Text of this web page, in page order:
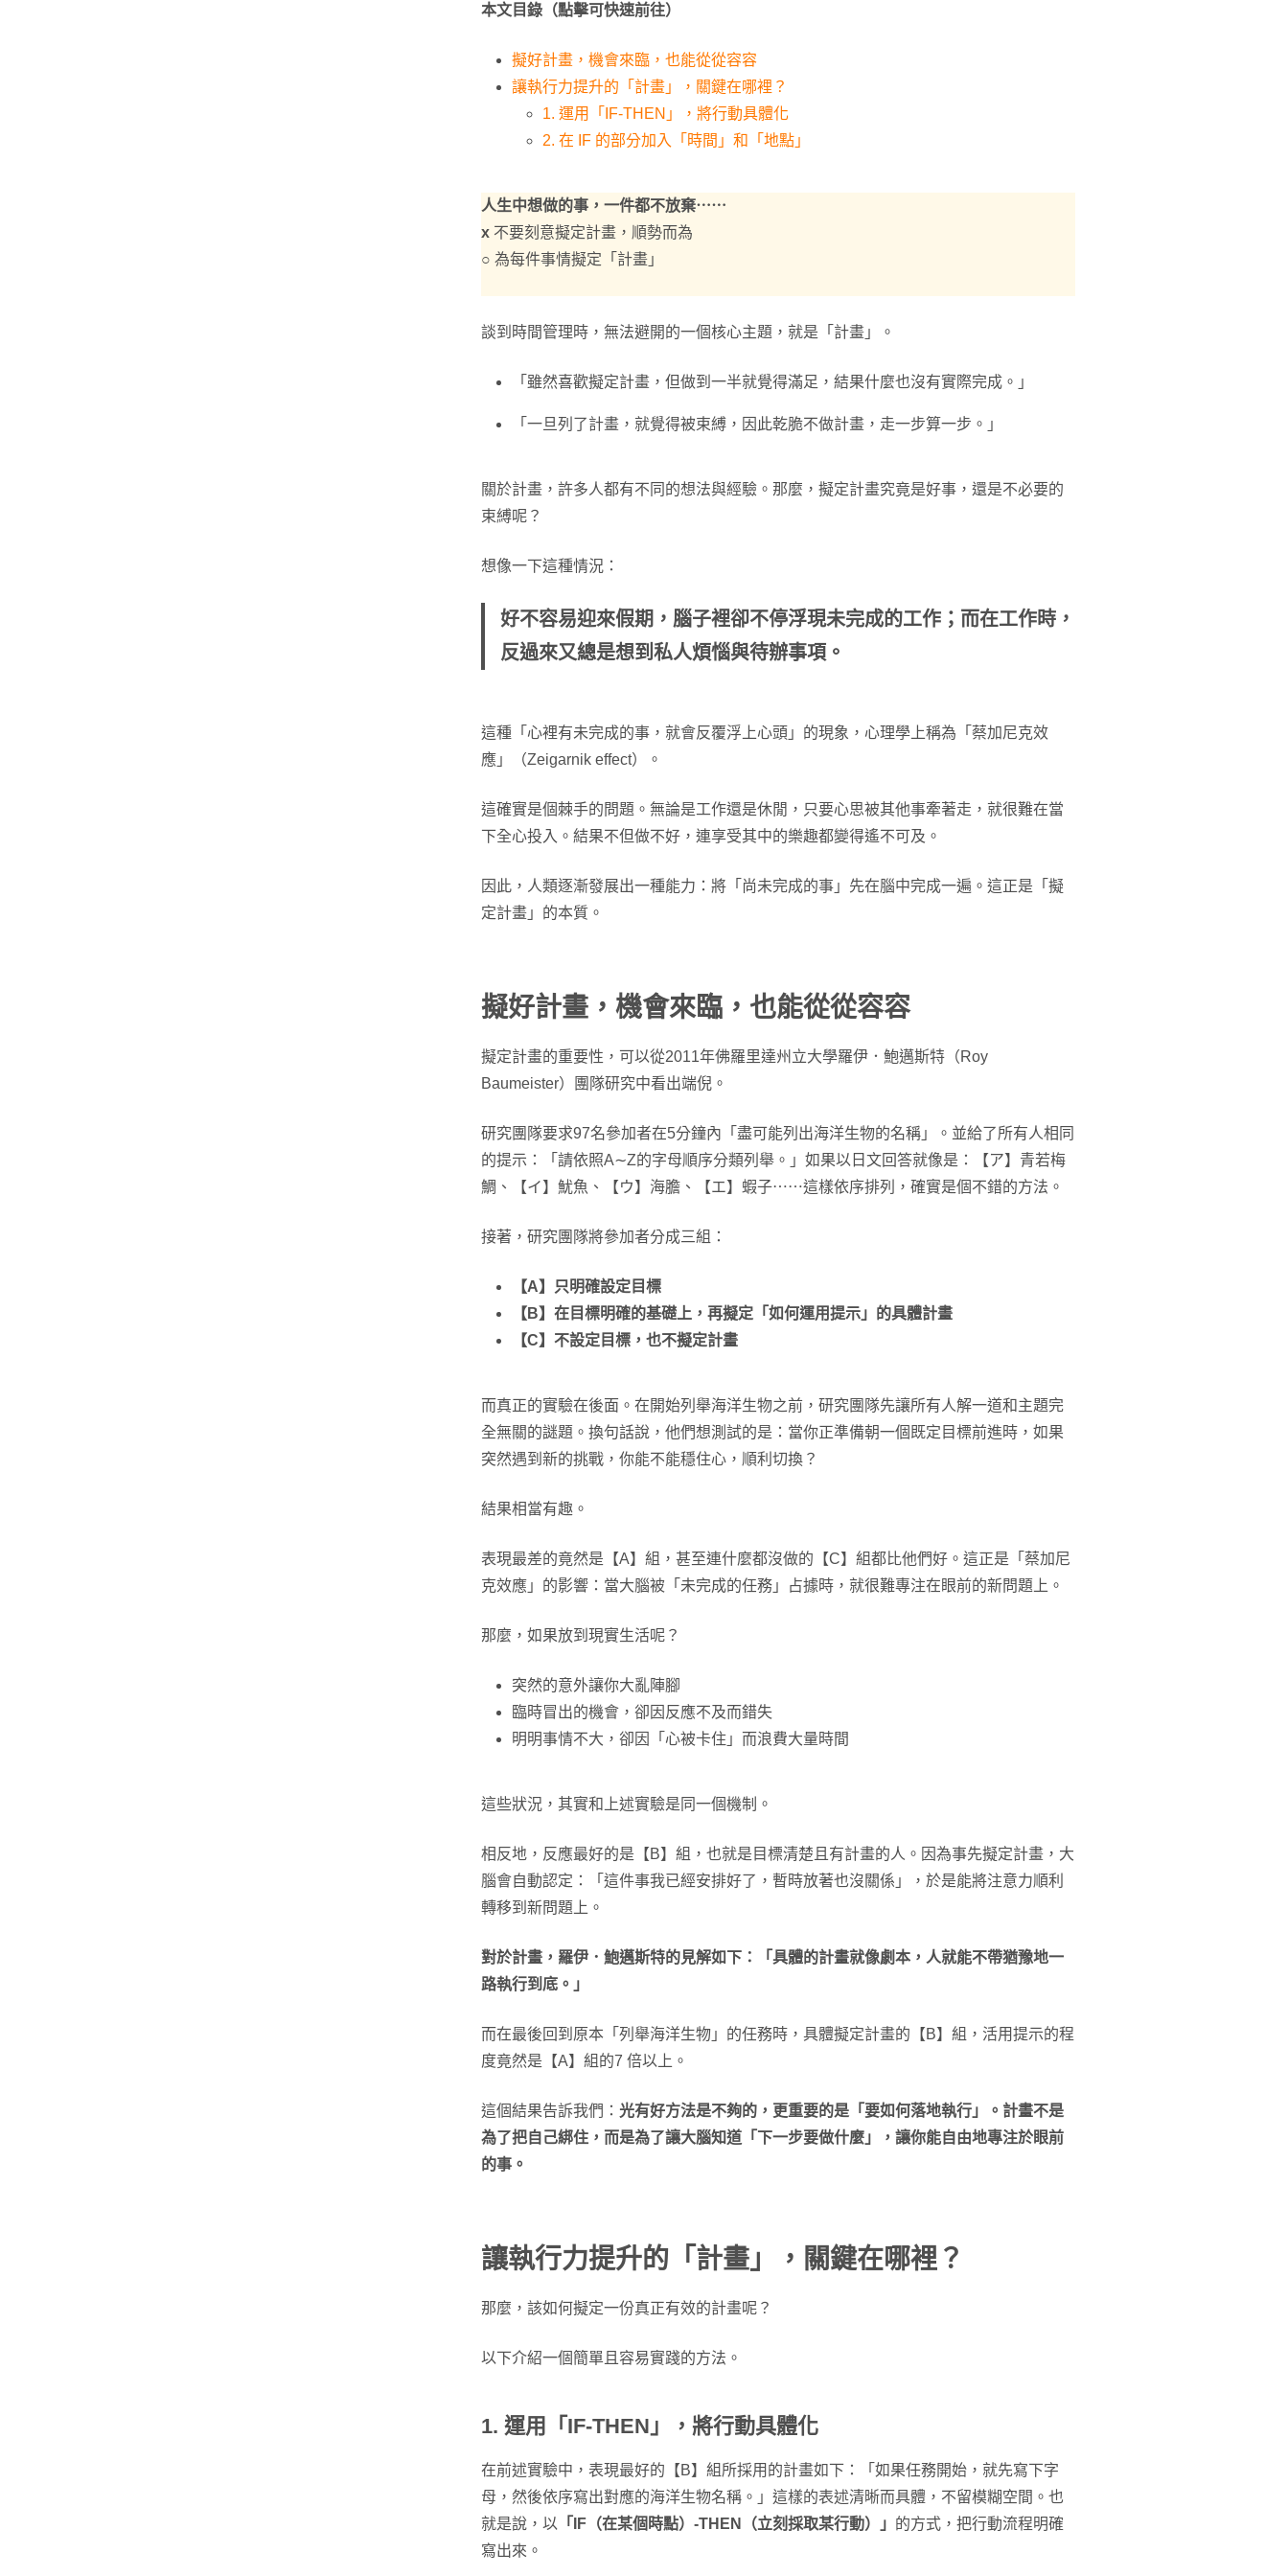
本文目錄（點擊可快速前往）
擬好計畫，機會來臨，也能從從容容
讓執行力提升的「計畫」，關鍵在哪裡？
1. 運用「IF-THEN」，將行動具體化
2. 在 IF 的部分加入「時間」和「地點」
人生中想做的事，一件都不放棄⋯⋯
x 不要刻意擬定計畫，順勢而為
○ 為每件事情擬定「計畫」
談到時間管理時，無法避開的一個核心主題，就是「計畫」。
「雖然喜歡擬定計畫，但做到一半就覺得滿足，結果什麼也沒有實際完成。」
「一旦列了計畫，就覺得被束縛，因此乾脆不做計畫，走一步算一步。」
關於計畫，許多人都有不同的想法與經驗。那麼，擬定計畫究竟是好事，還是不必要的
束縛呢？
想像一下這種情況：
好不容易迎來假期，腦子裡卻不停浮現未完成的工作；而在工作時，
反過來又總是想到私人煩惱與待辦事項。
這種「心裡有未完成的事，就會反覆浮上心頭」的現象，心理學上稱為「蔡加尼克效
應」（Zeigarnik effect）。
這確實是個棘手的問題。無論是工作還是休閒，只要心思被其他事牽著走，就很難在當
下全心投入。結果不但做不好，連享受其中的樂趣都變得遙不可及。
因此，人類逐漸發展出一種能力：將「尚未完成的事」先在腦中完成一遍。這正是「擬
定計畫」的本質。
擬好計畫，機會來臨，也能從從容容
擬定計畫的重要性，可以從2011年佛羅里達州立大學羅伊．鮑邁斯特（Roy
Baumeister）團隊研究中看出端倪。
研究團隊要求97名參加者在5分鐘內「盡可能列出海洋生物的名稱」。並給了所有人相同
的提示：「請依照A∼Z的字母順序分類列舉。」如果以日文回答就像是：【ア】青若梅
鯛、【イ】魷魚、【ウ】海膽、【エ】蝦子⋯⋯這樣依序排列，確實是個不錯的方法。
接著，研究團隊將參加者分成三組：
【A】只明確設定目標
【B】在目標明確的基礎上，再擬定「如何運用提示」的具體計畫
【C】不設定目標，也不擬定計畫
而真正的實驗在後面。在開始列舉海洋生物之前，研究團隊先讓所有人解一道和主題完
全無關的謎題。換句話說，他們想測試的是：當你正準備朝一個既定目標前進時，如果
突然遇到新的挑戰，你能不能穩住心，順利切換？
結果相當有趣。
表現最差的竟然是【A】組，甚至連什麼都沒做的【C】組都比他們好。這正是「蔡加尼
克效應」的影響：當大腦被「未完成的任務」占據時，就很難專注在眼前的新問題上。
那麼，如果放到現實生活呢？
突然的意外讓你大亂陣腳
臨時冒出的機會，卻因反應不及而錯失
明明事情不大，卻因「心被卡住」而浪費大量時間
這些狀況，其實和上述實驗是同一個機制。
相反地，反應最好的是【B】組，也就是目標清楚且有計畫的人。因為事先擬定計畫，大
腦會自動認定：「這件事我已經安排好了，暫時放著也沒關係」，於是能將注意力順利
轉移到新問題上。
對於計畫，羅伊．鮑邁斯特的見解如下：「具體的計畫就像劇本，人就能不帶猶豫地一
路執行到底。」
而在最後回到原本「列舉海洋生物」的任務時，具體擬定計畫的【B】組，活用提示的程
度竟然是【A】組的7 倍以上。
這個結果告訴我們： 光有好方法是不夠的，更重要的是「要如何落地執行」。計畫不是
為了把自己綁住，而是為了讓大腦知道「下一步要做什麼」，讓你能自由地專注於眼前
的事。
讓執行力提升的「計畫」，關鍵在哪裡？
那麼，該如何擬定一份真正有效的計畫呢？
以下介紹一個簡單且容易實踐的方法。
1. 運用「IF-THEN」，將行動具體化
在前述實驗中，表現最好的【B】組所採用的計畫如下：「如果任務開始，就先寫下字
母，然後依序寫出對應的海洋生物名稱。」這樣的表述清晰而具體，不留模糊空間。也
就是說，以 「IF（在某個時點）-THEN（立刻採取某行動）」 的方式，把行動流程明確
寫出來。